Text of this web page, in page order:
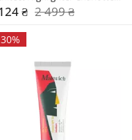
₴ 2 499 ₴
30%